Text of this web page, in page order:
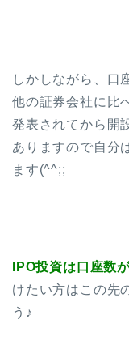
しかしながら、口
他の証券会社に比
発表されてから開
ありますので自分
ます(^^;;
IPO投資は口座数
けたい方はこの先
う♪